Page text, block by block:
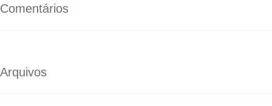
Comentários
Arquivos